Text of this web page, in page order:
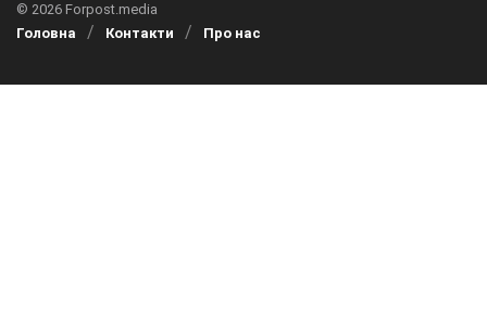
© 2026 Forpost.media
Головна
Контакти Про нас